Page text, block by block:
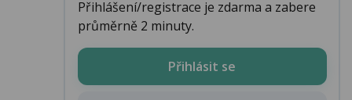
Přihlášení/registrace je zdarma a zabere
průměrně 2 minuty.
Přihlásit se